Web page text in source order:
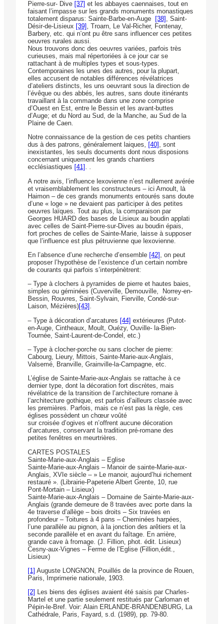
Pierre-sur- Dive [37] et les abbayes caennaises, tout en
faisant l’impasse sur les grands monuments monastiques
totalement disparus: Sainte-Barbe-en-Auge
[38] , Saint-
Désir-de-Lisieux [39] , Troarn, Le Val-Richer, Fontenay,
Barbery, etc. qui n’ont pu être sans influencer ces petites
oeuvres rurales aussi.
Nous trouvons donc des oeuvres variées, parfois très
curieuses, mais mal répertoriées à ce jour car se
rattachant à de multiples types et sous-types.
Contemporaines les unes des autres, pour la plupart,
elles accusent de notables différences révélatrices
d’ateliers distincts, les uns oeuvrant sous la direction de
l’évêque ou des abbés, les autres, sans doute itinérants
travaillant à la commande dans une zone comprise
d’Ouest en Est, entre le Bessin et les avant-buttes
d’Auge; et du Nord au Sud, de la Manche, au Sud de la
Plaine de Caen.
Notre connaissance de la gestion de ces petits chantiers
dus à des patrons, généralement laiques, [40] , sont
inexistantes, les seuls documents dont nous disposions
concernant uniquement les grands chantiers
ecclésiastiques [41] . .
A notre avis, l’influence lexovienne n’est nullement avérée
et vraisemblablement les constructeurs – ici Arnoult, là
Haimon – de ces grands monuments entourés sans doute
d’une « loge » ne devaient pas participer à des petites
oeuvres laïques. Tout au plus, la comparaison par
Georges HUARD des bases de Lisieux au boudin applati
avec celles de Saint-Pierre-sur-Dives au boudin épais,
fort proches de celles de Sainte-Marie, laisse à supposer
que l’influence est plus pétruvienne que lexovienne.
En l’absence d’une recherche d’ensemble [42] , on peut
proposer l’hypothèse de l’existence d’un certain nombre
de courants qui parfois s’interpénètrent:
– Type à clochers à pyramides de pierre et hautes baies,
simples ou géminées (Cuverville, Demouville, Norrey-en-
Bessin, Rouvres, Saint-Sylvain, Fierville, Condé-sur-
Laison, Mézières)[43] .
– Type à décoration d’arcatures [44] extérieures (Putot-
en-Auge, Cintheaux, Moult, Ouézy, Ouville- la-Bien-
Tournée, Saint-Laurent-de-Condel, etc.)
– Type à clocher-porche ou sans clocher de pierre:
Cabourg, Lieury, Mittois, Sainte-Marie-aux-Anglais,
Valsemé, Branville, Grainville-la-Campagne, etc.
L’église de Sainte-Marie-aux-Anglais se rattache à ce
dernier type, dont la décoration fort discrètes, mais
révélatrice de la transition de l’architecture romane à
l’architecture gothique, est parfois d’ailleurs classée avec
les premières. Parfois, mais ce n’est pas la règle, ces
églises possèdent un chœur voûté
sur croisée d’ogives et n’offrent aucune décoration
d’arcatures, conservant la tradition pré-romane des
petites fenêtres en meurtrières.
CARTES POSTALES
Sainte-Marie-aux-Anglais – Eglise
Sainte-Marie-aux-Anglais – Manoir de sainte-Marie-aux-
Anglais, XVIe siècle – » Le manoir, aujourd’hui richement
restauré ». (Librairie-Papeterie Albert Grente, 10, rue
Pont-Mortain – Lisieux)
Sainte-Marie-aux-Anglais – Domaine de Sainte-Marie-aux-
Anglais (grande demeure de 8 travées avec porte dans la
4e traverse d’allège – bois droits – Six travées en
profondeur – Toitures à 4 pans – Cheminées harpées,
l’une parallèle au pignon, à la jonction des arêtiers et la
seconde parallèle et en avant du faîtage. En arrière,
grande cave à fromage. (J. Fillion, phot. édit. Lisieux)
Cesny-aux-Vignes – Ferme de l’Eglise (Fillion,édit.,
Lisieux)
[1] Auguste LONGNON, Pouillés de la province de Rouen,
Paris, Imprimerie nationale, 1903.
[2] Les biens des églises avaient été saisis par Charles-
Martel et une partie seulement restitués par Carloman et
Pépin-le-Bref. Voir: Alain ERLANDE-BRANDENBURG, La
Cathédrale, Paris, Fayard, s.d. (1989), pp. 79-80.